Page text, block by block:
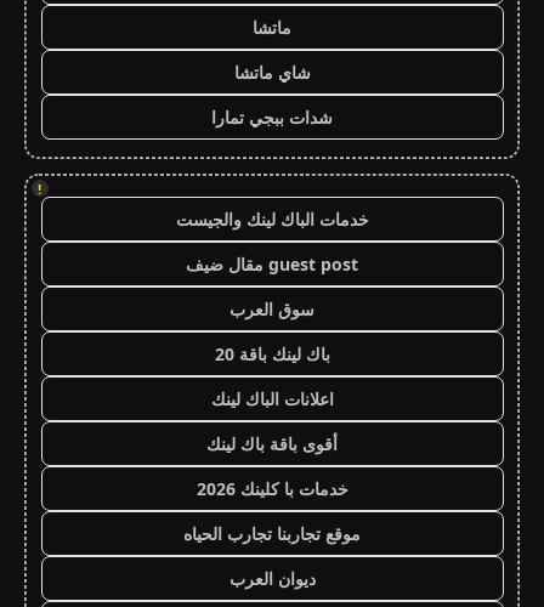
ماتشا
شاي ماتشا
شدات ببجي تمارا
!
خدمات الباك لينك والجيست
guest post مقال ضيف
سوق العرب
باك لينك باقة 20
اعلانات الباك لينك
أقوى باقة باك لينك
خدمات با كلينك 2026
موقع تجاربنا تجارب الحياه
ديوان العرب